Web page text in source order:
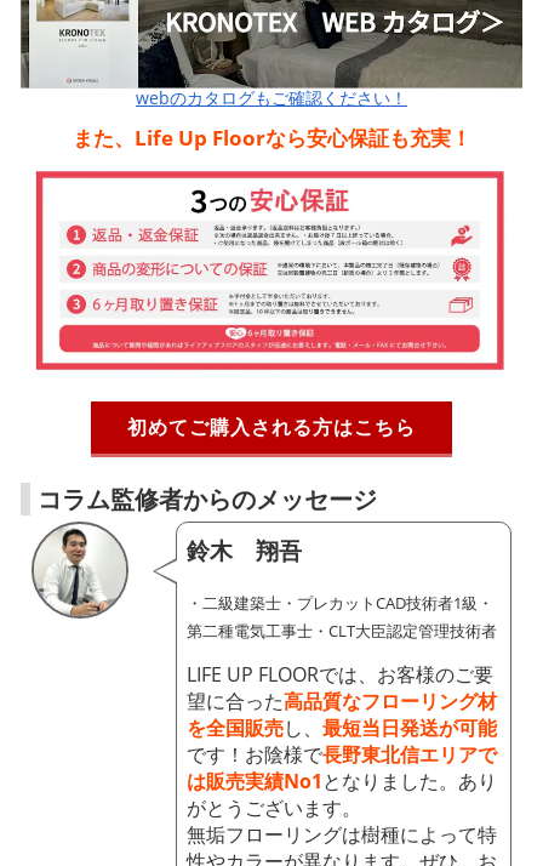
webのカタログもご確認ください！
また、Life Up Floorなら安心保証も充実！
初めてご購入される方はこちら
コラム監修者からのメッセージ
鈴木 翔吾
・二級建築士・プレカットCAD技術者1級・
第二種電気工事士・CLT大臣認定管理技術者
LIFE UP FLOORでは、お客様のご要
望に合った高品質なフローリング材
を全国販売し、 最短当日発送が可能
です！お陰様で長野東北信エリアで
は販売実績No1となりました。あり
がとうございます。
無垢フローリングは樹種によって特